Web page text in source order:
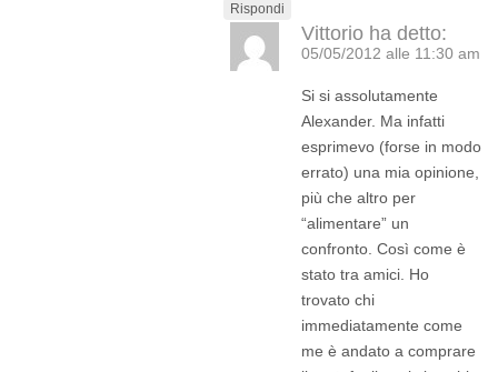
Rispondi
Vittorio ha detto:
05/05/2012 alle 11:30 am
Si si assolutamente
Alexander. Ma infatti
esprimevo (forse in modo
errato) una mia opinione,
più che altro per
“alimentare” un
confronto. Così come è
stato tra amici. Ho
trovato chi
immediatamente come
me è andato a comprare